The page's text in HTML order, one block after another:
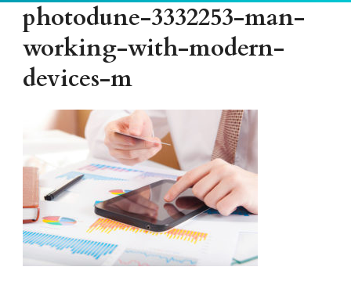
photodune-3332253-man-
working-with-modern-
devices-m